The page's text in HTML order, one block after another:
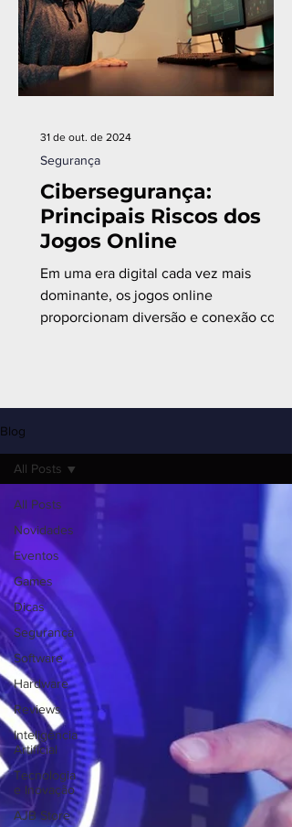
Cibersegurança:
Principais Riscos dos
Jogos Online
Em uma era digital cada vez mais
dominante, os jogos online
proporcionam diversão e conexão com
Segurança
31 de out. de 2024
Blog
All Posts
Novidades
Eventos
Games
Dicas
Segurança
Software
Hardware
Reviews
Inteligência
Artificial
Tecnologia
e Inovação
AJB Store
All Posts